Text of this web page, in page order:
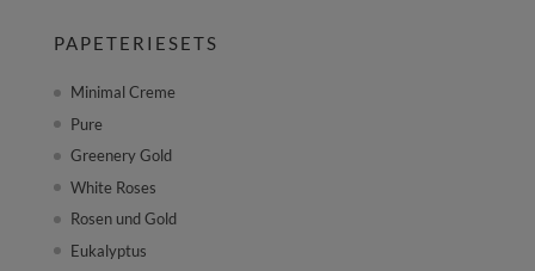
PAPETERIESETS
Minimal Creme
Pure
Greenery Gold
White Roses
Rosen und Gold
Eukalyptus